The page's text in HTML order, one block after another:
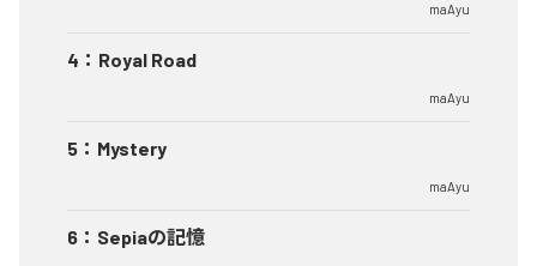
maAyu
4 ： Royal Road
maAyu
5 ： Mystery
maAyu
6 ： Sepiaの記憶